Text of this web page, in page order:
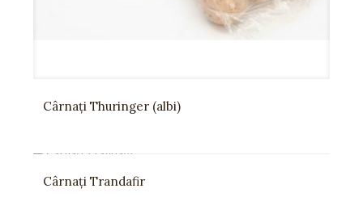
Cârnați Thuringer (albi)
Cârnați Trandafir